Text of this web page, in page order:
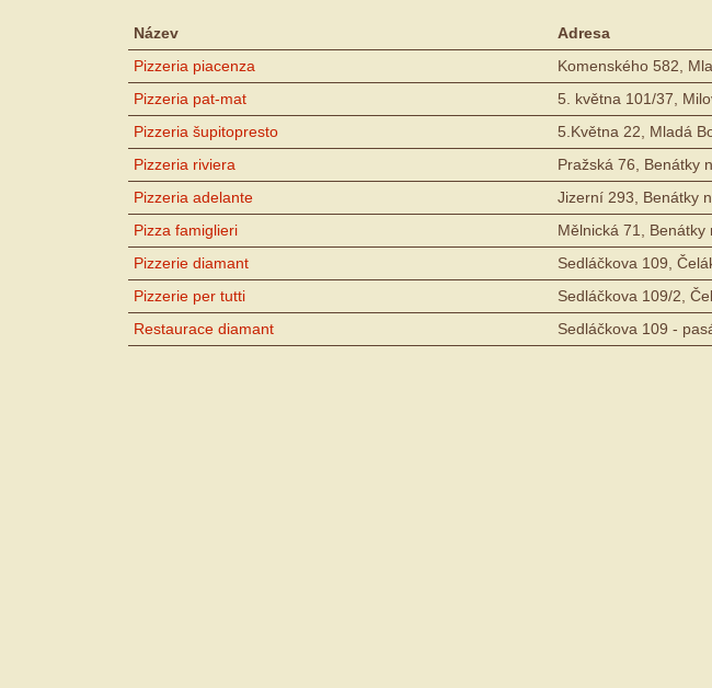
Název Adresa
Pizzeria piacenza
Komenského 582,
Pizzeria pat-mat
5. května 101/37,
Pizzeria šupitopresto
5.Května 22, Mladá
Pizzeria riviera
Pražská 76, Benátky
Pizzeria adelante
Jizerní 293, Benátky
Pizza famiglieri
Mělnická 71, Benátky
Pizzerie diamant
Sedláčkova 109,
Pizzerie per tutti
Sedláčkova 109/2,
Restaurace diamant
Sedláčkova 109 -